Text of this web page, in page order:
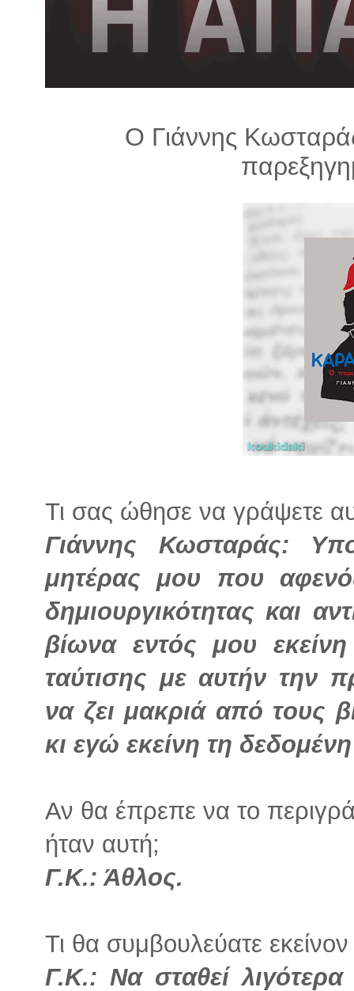
Ο Γιάννης
Τι σας ώθησε να γράψετε
Γιάννης Κωσταράς:
μητέρας μου που
δημιουργικότητας και
βίωνα εντός μου
ταύτισης με αυτήν την
να ζει μακριά από τους
κι εγώ εκείνη τη
Αν θα έπρεπε να το
ήταν αυτή;
Γ.Κ.: Άθλος.
Τι θα συμβουλεύατε
Γ.Κ.: Να σταθεί λιγότερα